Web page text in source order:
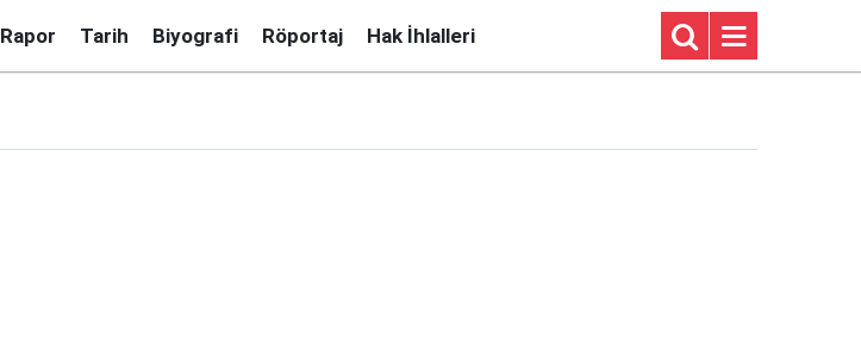
Rapor Tarih Biyografi Röportaj Hak İhlalleri